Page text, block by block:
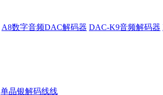
A8数字音频DAC解码器 DAC-K9音频解码器
单晶银解码线线